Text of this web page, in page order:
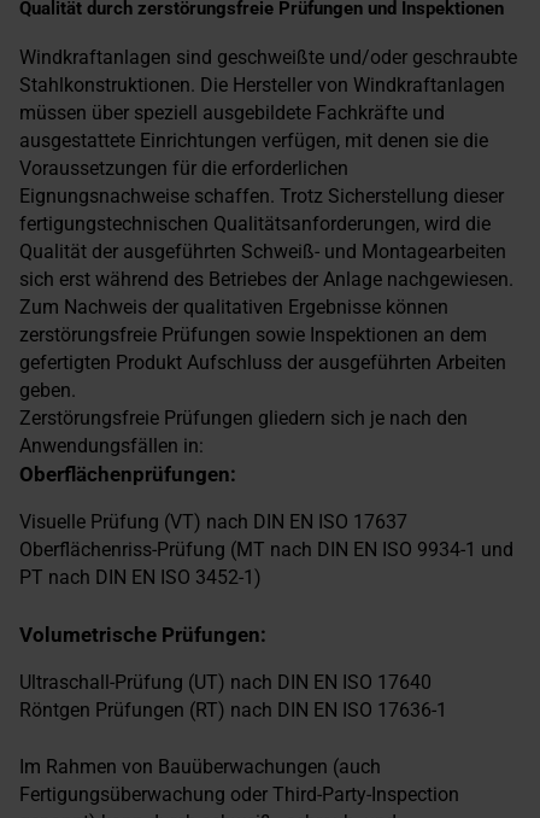
Qualität durch zerstörungsfreie Prüfungen und Inspektionen
Windkraftanlagen sind geschweißte und/oder geschraubte
Stahlkonstruktionen. Die Hersteller von Windkraftanlagen
müssen über speziell ausgebildete Fachkräfte und
ausgestattete Einrichtungen verfügen, mit denen sie die
Voraussetzungen für die erforderlichen
Eignungsnachweise schaffen. Trotz Sicherstellung dieser
fertigungstechnischen Qualitätsanforderungen, wird die
Qualität der ausgeführten Schweiß- und Montagearbeiten
sich erst während des Betriebes der Anlage nachgewiesen.
Zum Nachweis der qualitativen Ergebnisse können
zerstörungsfreie Prüfungen sowie Inspektionen an dem
gefertigten Produkt Aufschluss der ausgeführten Arbeiten
geben.
Zerstörungsfreie Prüfungen gliedern sich je nach den
Anwendungsfällen in:
Oberflächenprüfungen:
Visuelle Prüfung (VT) nach DIN EN ISO 17637
Oberflächenriss-Prüfung (MT nach DIN EN ISO 9934-1 und
PT nach DIN EN ISO 3452-1)
Volumetrische Prüfungen:
Ultraschall-Prüfung (UT) nach DIN EN ISO 17640
Röntgen Prüfungen (RT) nach DIN EN ISO 17636-1
Im Rahmen von Bauüberwachungen (auch
Fertigungsüberwachung oder Third-Party-Inspection